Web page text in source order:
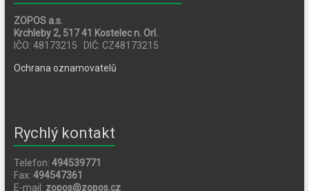
ZOPOS a.s.
Krchleby 2, 517 41 Kostelec n. Orl.
IČO: 48173215 DIČ: CZ48173215
Ochrana oznamovatelů
Rychlý kontakt
Telefon: 494539771
Fax: 494547361
E-mail: zopos@zopos.cz